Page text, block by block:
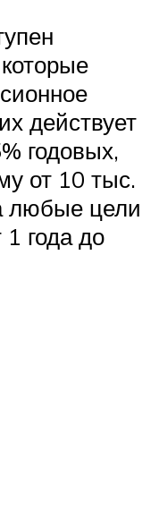
действует
годовых,
от 10 тыс.
любые цели
1 года до